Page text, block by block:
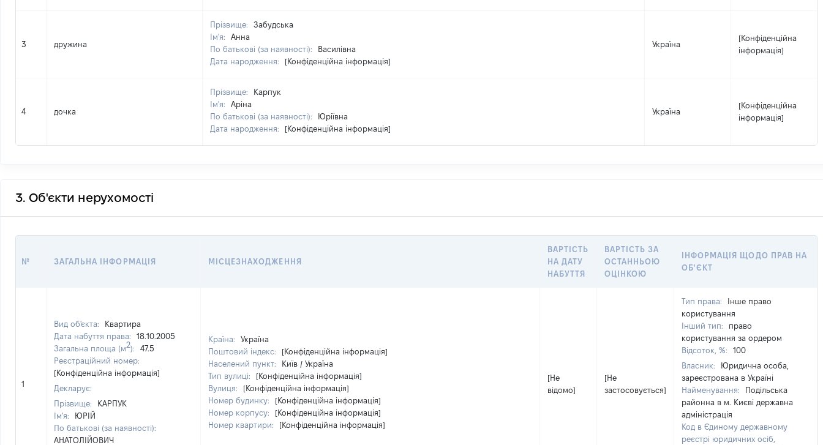
3 дружина
Прізвище:
Забудська
Ім'я:
Анна
По батькові (за наявності):
Василівна
Дата народження:
[Конфіденційна інформація]
Україна
[Конфіденційна
інформація]
4 дочка
Прізвище:
Карпук
Ім'я:
Аріна
По батькові (за наявності):
Юріївна
Дата народження:
[Конфіденційна інформація]
Україна
[Конфіденційна
інформація]
3. Об'єкти нерухомості
№ ЗАГАЛЬНА ІНФОРМАЦІЯ МІСЦЕЗНАХОДЖЕННЯ
ВАРТІСТЬ
НА ДАТУ
НАБУТТЯ
ВАРТІСТЬ ЗА
ОСТАННЬОЮ
ОЦІНКОЮ
ІНФОРМАЦІЯ ЩОДО ПРАВ НА
ОБ'ЄКТ
1
Вид об'єкта:
Квартира
Дата набуття права:
18.10.2005
Загальна площа (м2):
47.5
Реєстраційний номер:
[Конфіденційна інформація]
Декларує:
Прізвище:
КАРПУК
Ім'я:
ЮРІЙ
По батькові (за наявності):
АНАТОЛІЙОВИЧ
Країна:
Україна
Поштовий індекс:
[Конфіденційна інформація]
Населений пункт:
Київ / Україна
Тип вулиці:
[Конфіденційна інформація]
Вулиця:
[Конфіденційна інформація]
Номер будинку:
[Конфіденційна інформація]
Номер корпусу:
[Конфіденційна інформація]
Номер квартири:
[Конфіденційна інформація]
[Не
відомо]
[Не
застосовується]
Тип права:
Інше право
користування
Інший тип:
право
користування за ордером
Відсоток, %:
100
Власник:
Юридична особа,
зареєстрована в Україні
Найменування:
Подільська
районна в м. Києві державна
адміністрація
Код в Єдиному державному
реєстрі юридичних осіб,